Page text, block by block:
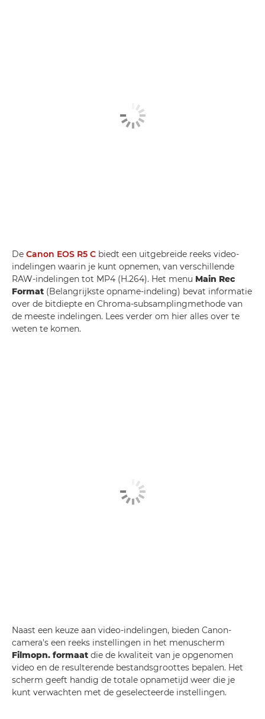
De Canon EOS R5 C biedt een uitgebreide reeks video-
indelingen waarin je kunt opnemen, van verschillende
RAW-indelingen tot MP4 (H.264). Het menu Main Rec
Format (Belangrijkste opname-indeling) bevat informatie
over de bitdiepte en Chroma-subsamplingmethode van
de meeste indelingen. Lees verder om hier alles over te
weten te komen.
Naast een keuze aan video-indelingen, bieden Canon-
camera's een reeks instellingen in het menuscherm
Filmopn. formaat die de kwaliteit van je opgenomen
video en de resulterende bestandsgroottes bepalen. Het
scherm geeft handig de totale opnametijd weer die je
kunt verwachten met de geselecteerde instellingen.